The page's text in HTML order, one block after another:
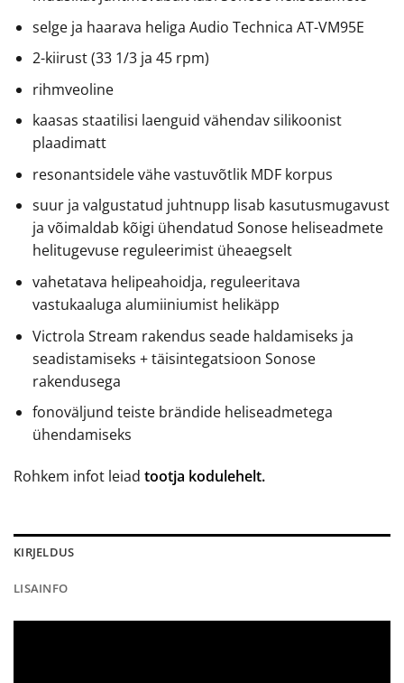
selge ja haarava heliga Audio Technica AT-VM95E
2-kiirust (33 1/3 ja 45 rpm)
rihmveoline
kaasas staatilisi laenguid vähendav silikoonist
plaadimatt
resonantsidele vähe vastuvõtlik MDF korpus
suur ja valgustatud juhtnupp lisab kasutusmugavust
ja võimaldab kõigi ühendatud Sonose heliseadmete
helitugevuse reguleerimist üheaegselt
vahetatava helipeahoidja, reguleeritava
vastukaaluga alumiiniumist helikäpp
Victrola Stream rakendus seade haldamiseks ja
seadistamiseks + täisintegatsioon Sonose
rakendusega
fonoväljund teiste brändide heliseadmetega
ühendamiseks
Rohkem infot leiad tootja kodulehelt.
KIRJELDUS
LISAINFO